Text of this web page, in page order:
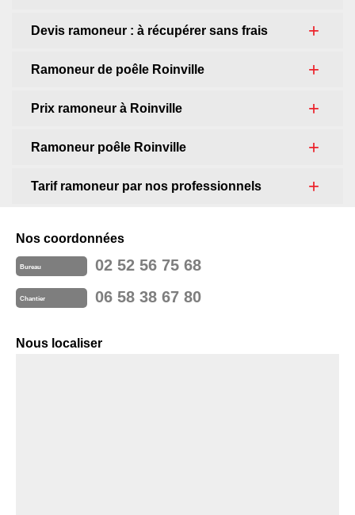
Devis ramoneur : à récupérer sans frais
Ramoneur de poêle Roinville
Prix ramoneur à Roinville
Ramoneur poêle Roinville
Tarif ramoneur par nos professionnels
Nos coordonnées
Bureau 02 52 56 75 68
Chantier 06 58 38 67 80
Nous localiser